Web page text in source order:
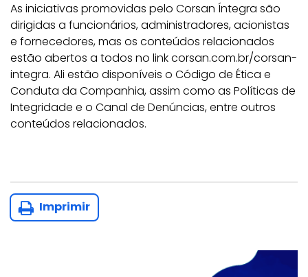
As iniciativas promovidas pelo Corsan Íntegra são
dirigidas a funcionários, administradores, acionistas
e fornecedores, mas os conteúdos relacionados
estão abertos a todos no link corsan.com.br/corsan-
integra. Ali estão disponíveis o Código de Ética e
Conduta da Companhia, assim como as Políticas de
Integridade e o Canal de Denúncias, entre outros
conteúdos relacionados.
Imprimir